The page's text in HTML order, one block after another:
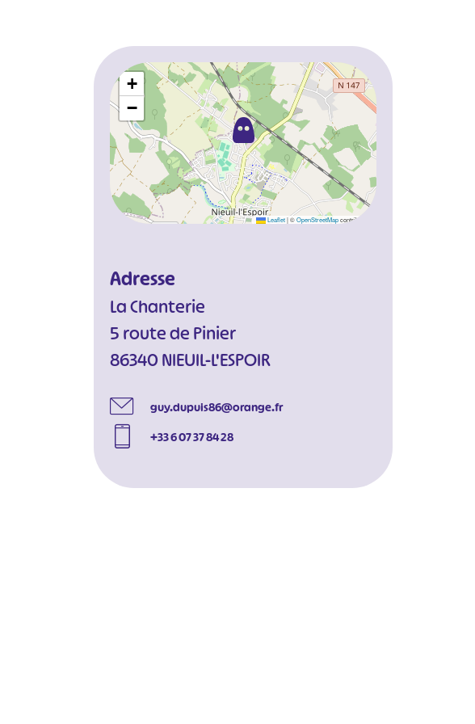
+
−
Leaflet|©OpenStreetMapcontributors
Adresse
La Chanterie
5 route de Pinier
86340 NIEUIL-L'ESPOIR
guy.dupuis86@orange.fr
+33 6 07 37 84 28